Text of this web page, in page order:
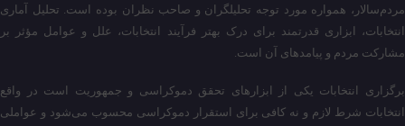
مردم‌سالار، همواره مورد توجه تحلیلگران و صاحب نظران بوده است. تحلیل آماری
انتخابات، ابزاری قدرتمند برای درک بهتر فرآیند انتخابات، علل و عوامل مؤثر بر
مشارکت مردم و پیامدهای آن است.
برگزاری انتخابات یکی از ابزارهای تحقق دموکراسی و جمهوریت است در واقع
انتخابات شرط لازم و نه کافی برای استقرار دموکراسی محسوب می‌شود و عواملی